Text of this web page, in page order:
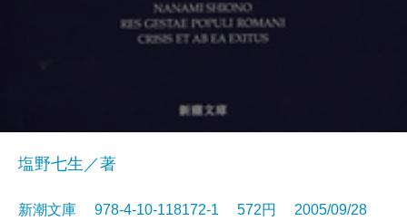
塩野七生／著
新潮文庫 978-4-10-118172-1 572円 2005/09/28